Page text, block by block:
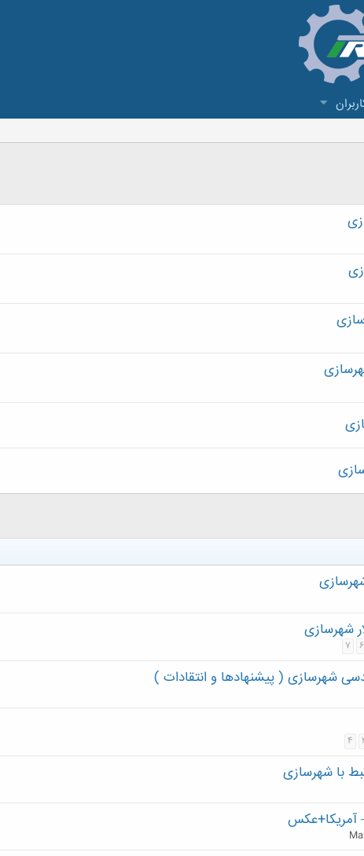
شهرسازی
6
7
شهرسازی ( پیشنهادها و انتقادات )
4
با شهرسازی
آمریکا+عکس